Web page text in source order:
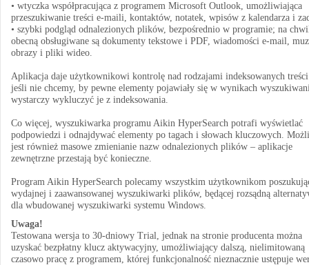
• wtyczka współpracująca z programem Microsoft Outlook, umożliwiająca
przeszukiwanie treści e-maili, kontaktów, notatek, wpisów z kalendarza i
• szybki podgląd odnalezionych plików, bezpośrednio w programie; na
obecną obsługiwane są dokumenty tekstowe i PDF, wiadomości e-mail,
obrazy i pliki wideo.
Aplikacja daje użytkownikowi kontrolę nad rodzajami indeksowanych
jeśli nie chcemy, by pewne elementy pojawiały się w wynikach
wystarczy wykluczyć je z indeksowania.
Co więcej, wyszukiwarka programu Aikin HyperSearch potrafi wyświetlać
podpowiedzi i odnajdywać elementy po tagach i słowach kluczowych.
jest również masowe zmienianie nazw odnalezionych plików – aplikacje
zewnętrzne przestają być konieczne.
Program Aikin HyperSearch polecamy wszystkim użytkownikom
wydajnej i zaawansowanej wyszukiwarki plików, będącej rozsądną
dla wbudowanej wyszukiwarki systemu Windows.
Uwaga!
Testowana wersja to 30-dniowy Trial, jednak na stronie producenta można
uzyskać bezpłatny klucz aktywacyjny, umożliwiający dalszą, nielimitowaną
czasowo pracę z programem, której funkcjonalność nieznacznie ustępuje